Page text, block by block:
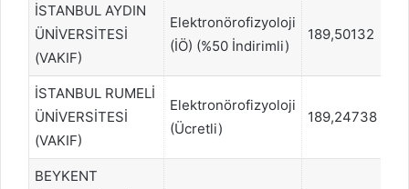
İSTANBUL AYDIN
ÜNİVERSİTESİ
(VAKIF)
Elektronörofizyoloji
(İÖ) (%50 İndirimli)
189,50132
İSTANBUL RUMELİ
ÜNİVERSİTESİ
(VAKIF)
Elektronörofizyoloji
(Ücretli)
189,24738
BEYKENT